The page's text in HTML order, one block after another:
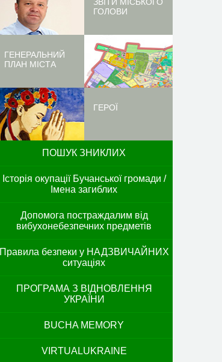
ГОЛОВИ
ГЕНЕРАЛЬНИЙ
ПЛАН МІСТА
ГЕРОЇ
ПОШУК ЗНИКЛИХ
Історія окупації Бучанської громади /
Імена загиблих
Допомога постраждалим від
вибухонебезпечних предметів
Правила безпеки у НАДЗВИЧАЙНИХ
ситуаціях
ПРОГРАМА З ВІДНОВЛЕННЯ
УКРАЇНИ
BUCHA MEMORY
VIRTUALUKRAINE